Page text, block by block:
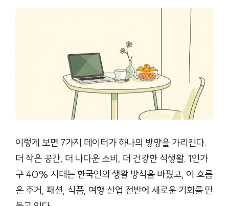
이렇게 보면 7가지 데이터가 하나의 방향을 가리킨다.
더 작은 공간, 더 나다운 소비, 더 건강한 식생활. 1인가
구 40% 시대는 한국인의 생활 방식을 바꿨고, 이 흐름
은 주거, 패션, 식품, 여행 산업 전반에 새로운 기회를 만